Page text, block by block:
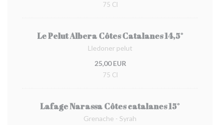
75 Cl
Le Pelut Albera Côtes Catalanes 14,5°
Lledoner pelut
25,00 EUR
75 Cl
Lafage Narassa Côtes catalanes 15°
Grenache - Syrah